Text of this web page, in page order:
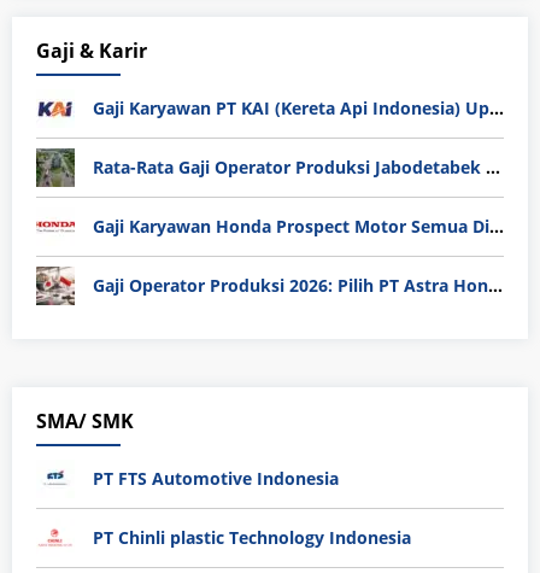
Gaji & Karir
Gaji Karyawan PT KAI (Kereta Api Indonesia) Update 2025
Rata-Rata Gaji Operator Produksi Jabodetabek 2025: Bedah Tuntas UMK, Lemburan, dan Realita Hidup Buruh
Gaji Karyawan Honda Prospect Motor Semua Divisi
Gaji Operator Produksi 2026: Pilih PT Astra Honda Motor (AHM) atau Manufaktur di Jepang?
SMA/ SMK
PT FTS Automotive Indonesia
PT Chinli plastic Technology Indonesia